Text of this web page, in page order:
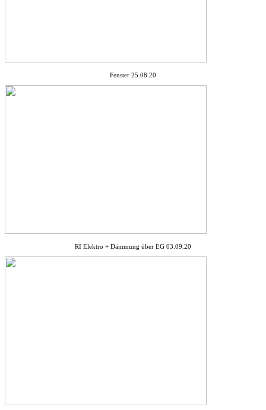
Fenster 25.08.20
RI Elektro + Dämmung über EG 03.09.20